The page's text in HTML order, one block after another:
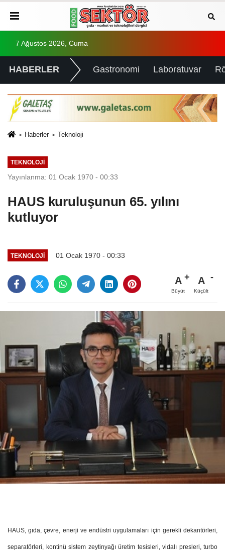
7 Ağustos 2026, Cuma
HABERLER Gastronomi Laboratuvar
Haberler Teknoloji
TEKNOLOJI
Yayınlanma: 01 Ocak 1970 - 00:33
HAUS kuruluşunun 65. yılını
kutluyor
TEKNOLOJI 01 Ocak 1970 - 00:33
A
Büyüt
A
Küçült
HAUS, gıda, çevre, enerji ve endüstri uygulamaları için gerekli dekantörleri,
separatörleri, kontinü sistem zeytinyağı üretim tesisleri, vidalı presleri, turbo